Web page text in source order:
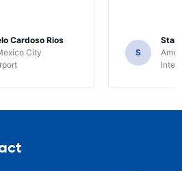
Cardoso Rios
City
S